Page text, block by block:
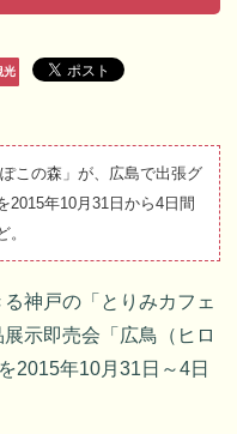
光
この森」が、広島で出張グ
2015年10月31日から4日間
。
神戸の「とりみカフェ
示即売会「広鳥（ヒロ
2015年10月31日～4日